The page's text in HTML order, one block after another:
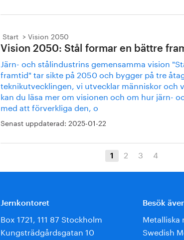
Start Vision 2050
Vision 2050: Stål formar en bättre
Järn- och stålindustrins gemensamma vision
framtid" tar sikte på 2050 och bygger på tre
teknikutvecklingen, vi utvecklar människor och
kan du läsa mer om visionen och om hur järn-
med att förverkliga den, o
Senast uppdaterad: 2025-01-22
1 2 3 4
Jernkontoret
Box 1721, 111 87 Stockholm
Kungsträdgårdsgatan 10
Besök
Metalliska
Swedish